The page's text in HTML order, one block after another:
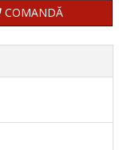
COMANDĂ